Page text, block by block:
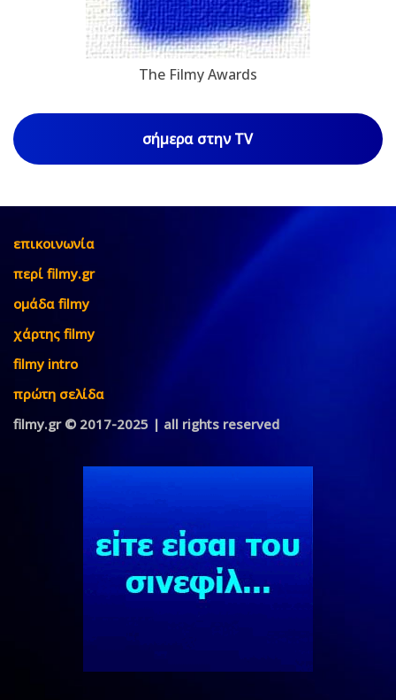
The Filmy Awards
σήμερα στην TV
επικοινωνία
περί filmy.gr
ομάδα filmy
χάρτης filmy
filmy intro
πρώτη σελίδα
filmy.gr © 2017-2025 | all rights reserved